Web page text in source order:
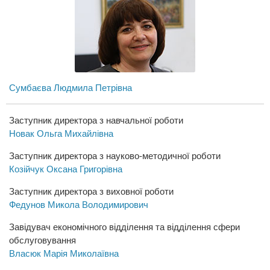
Сумбаєва Людмила Петрівна
Заступник директора з навчальної роботи
Новак Ольга Михайлівна
Заступник директора з науково-методичної роботи
Козійчук Оксана Григорівна
Заступник директора з виховної роботи
Федунов Микола Володимирович
Завідувач економічного відділення та відділення сфери
обслуговування
Власюк Марія Миколаївна